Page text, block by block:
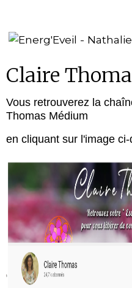
Claire
Vous retrouverez la
Thomas Médium
en cliquant sur l'image